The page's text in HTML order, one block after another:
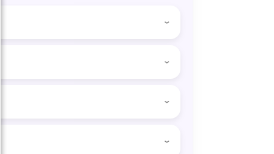
de vie de garçon à
de préparations pour se changer,